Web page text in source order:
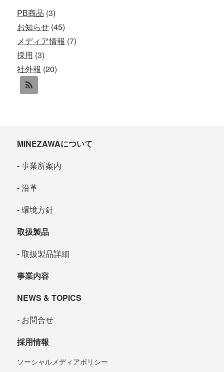
PB商品 (3)
お知らせ(45)
メディア情報 (7)
採用 (3)
社外報 (20)
MINEZAWAについて
事業所案内
沿革
環境方針
取扱製品
取扱製品詳細
事業内容
NEWS & TOPICS
お問合せ
採用情報
ソーシャルメディアポリシー